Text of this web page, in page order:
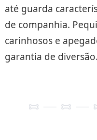
até guarda
de companhia.
carinhosos e
garantia de diversão.